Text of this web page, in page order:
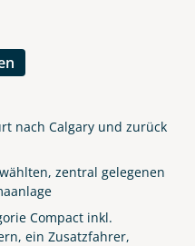
Rockies und seine
nach Calgary und zurück
zentral gelegenen
Compact inkl.
ein Zusatzfahrer,